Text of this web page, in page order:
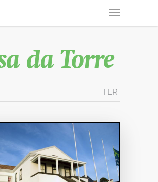
da Torre
TER